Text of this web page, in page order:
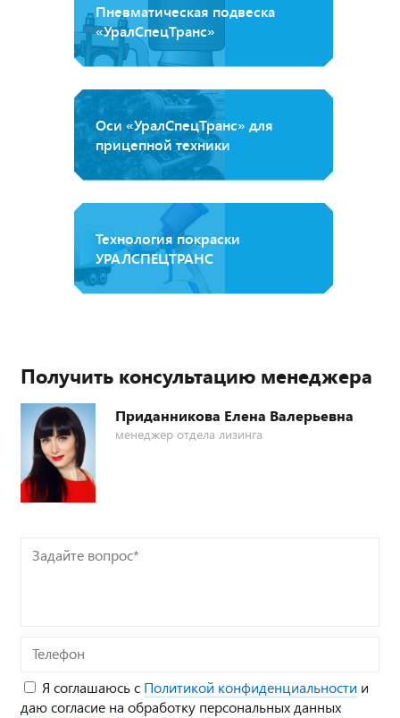
Пневматическая подвеска
«УралСпецТранс»
Оси «УралСпецТранс» для
прицепной техники
Технология покраски
УРАЛСПЕЦТРАНС
Получить консультацию менеджера
Приданникова Елена Валерьевна
менеджер отдела лизинга
Задайте
Телефон
Я соглашаюсь с Политикой конфиденциальности и
даю согласие на обработку персональных данных